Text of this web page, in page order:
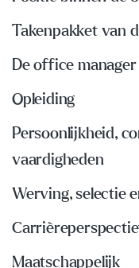
Takenpakket van
De office
Opleiding
Persoonlijkheid,
vaardigheden
Werving, selectie
Maatschappelijk